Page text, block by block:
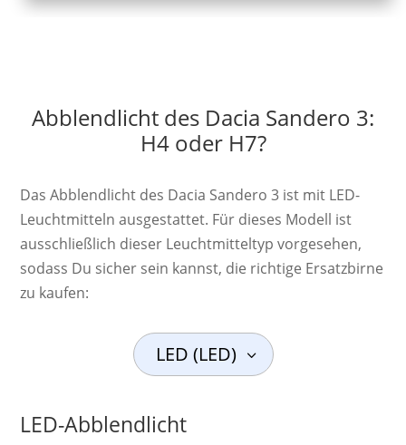
Abblendlicht des Dacia Sandero 3:
H4 oder H7?
Das Abblendlicht des Dacia Sandero 3 ist mit LED-
Leuchtmitteln ausgestattet. Für dieses Modell ist
ausschließlich dieser Leuchtmitteltyp vorgesehen,
sodass Du sicher sein kannst, die richtige Ersatzbirne
zu kaufen:
LED (LED)
LED-Abblendlicht